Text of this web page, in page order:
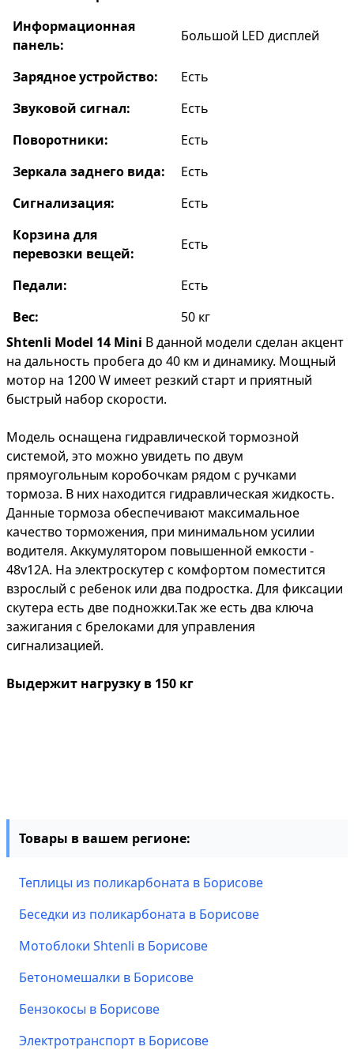
Информационная
панель:
Большой LED дисплей
Зарядное устройство:
Есть
Звуковой сигнал:
Есть
Поворотники:
Есть
Зеркала заднего вида:
Есть
Сигнализация:
Есть
Корзина для
перевозки вещей:
Есть
Педали:
Есть
Вес:
50 кг
Shtenli Model 14 Mini В данной модели сделан акцент
на дальность пробега до 40 км и динамику. Мощный
мотор на 1200 W имеет резкий старт и приятный
быстрый набор скорости.
Модель оснащена гидравлической тормозной
системой, это можно увидеть по двум
прямоугольным коробочкам рядом с ручками
тормоза. В них находится гидравлическая жидкость.
Данные тормоза обеспечивают максимальное
качество торможения, при минимальном усилии
водителя. Аккумулятором повышенной емкости -
48v12A. На электроскутер с комфортом поместится
взрослый с ребенок или два подростка. Для фиксации
скутера есть две подножки.Так же есть два ключа
зажигания с брелоками для управления
сигнализацией.
Выдержит нагрузку в 150 кг
Товары в вашем регионе:
Теплицы из поликарбоната в Борисове
Беседки из поликарбоната в Борисове
Мотоблоки Shtenli в Борисове
Бетономешалки в Борисове
Бензокосы в Борисове
Электротранспорт в Борисове